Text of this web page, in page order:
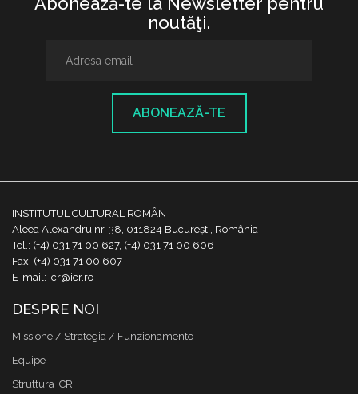
noutăţi.
ABONEAZĂ-TE
INSTITUTUL CULTURAL ROMÂN
Aleea Alexandru nr. 38, 011824 București, România
Tel.: (+4) 031 71 00 627, (+4) 031 71 00 606
Fax: (+4) 031 71 00 607
E-mail: icr@icr.ro
DESPRE NOI
Missione / Strategia / Funzionamento
Equipe
Struttura ICR